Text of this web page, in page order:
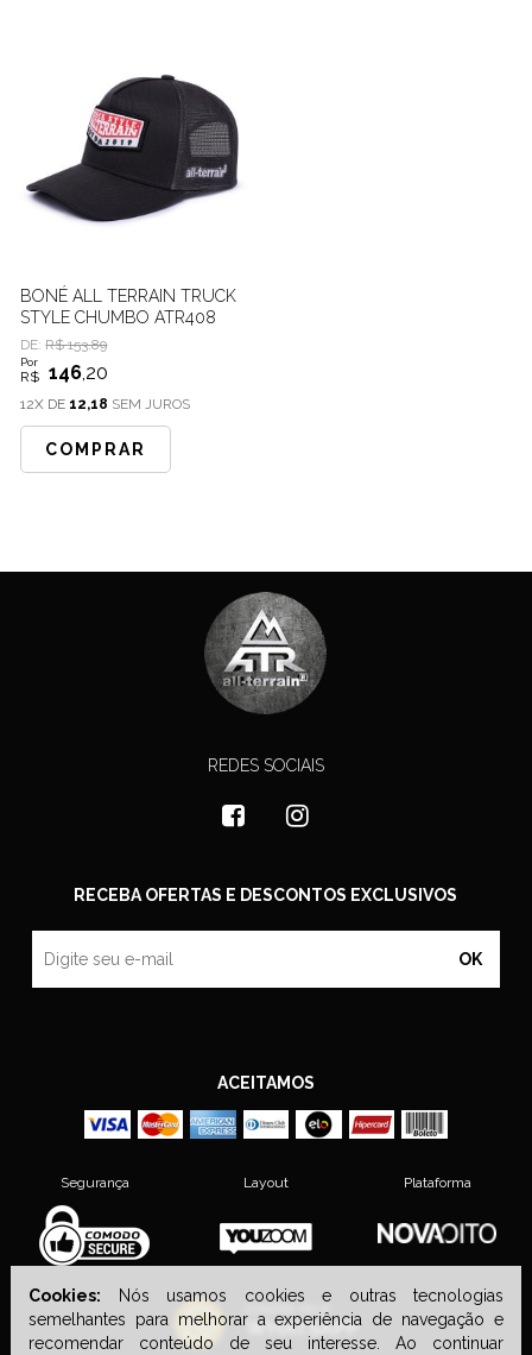
BONÉ ALL TERRAIN TRUCK
STYLE CHUMBO ATR408
DE:R$ 153.89
Por
R$ 146 ,20
12X DE 12,18 SEM JUROS
COMPRAR
REDES SOCIAIS
RECEBA OFERTAS E DESCONTOS EXCLUSIVOS
OK
ACEITAMOS
Segurança Layout Plataforma
Cookies: Nós usamos cookies e outras tecnologias
semelhantes para melhorar a experiência de navegação e
recomendar conteúdo de seu interesse. Ao continuar